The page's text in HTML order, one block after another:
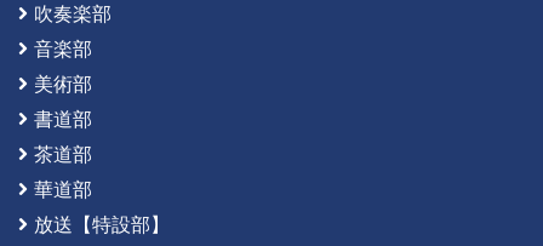
吹奏楽部
音楽部
美術部
書道部
茶道部
華道部
放送【特設部】